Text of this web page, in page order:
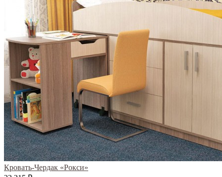
Кровать-Чердак «Рокси»